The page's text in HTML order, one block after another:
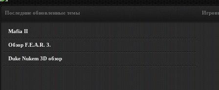
Последние обновленные темы Игровые
Mafia II
Обзор F.E.A.R. 3.
Duke Nukem 3D обзор